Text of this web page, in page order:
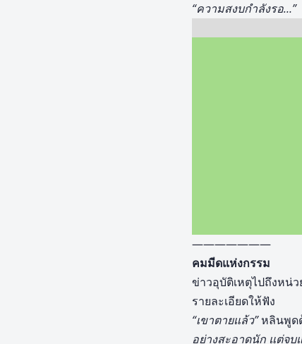
“ความสงบกำลังรอ…”
———————
คมมีดแห่งกรรม
ข่าวอุบัติเหตุไปถึงหน่
รายละเอียดให้ฟัง
“เขาตายแล้ว”หลินพูดด้
อย่างสะอาดนัก แต่จบ